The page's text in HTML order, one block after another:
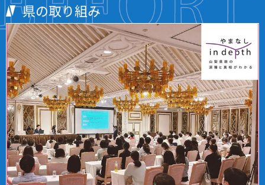
県の取り組み